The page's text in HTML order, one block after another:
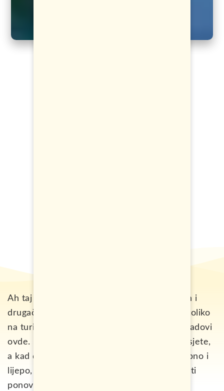
Ah taj sjever Španije! Kako je samo poseban i
drugačiji od juga i centra zemlje, a nije baš toliko
na turističkoj mapi kao poznati, popularni gradovi
ovde. Ipak, ova regija je itekako vrijedna posjete,
a kad dođete ovde i vidite kako je sve posebno i
lijepo, zasigurno je da ćete se poželjeti vratiti
ponovo.